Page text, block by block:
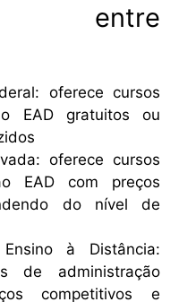
entre
oferece cursos
EAD gratuitos ou
oferece cursos
EAD com preços
do nível de
à Distância:
de administração
competitivos e